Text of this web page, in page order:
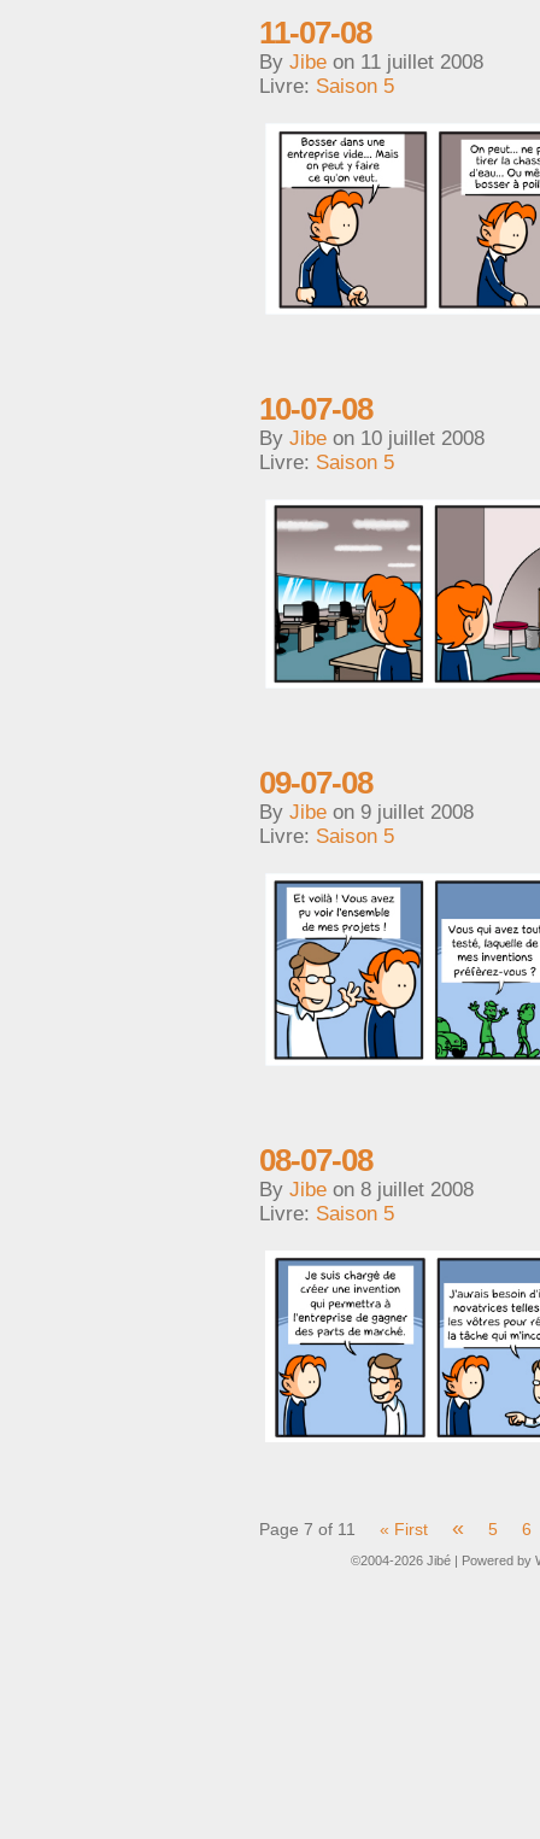
11-07-08
By Jibe on 11 juillet 2008
Livre: Saison 5
10-07-08
By Jibe on 10 juillet 2008
Livre: Saison 5
09-07-08
By Jibe on 9 juillet 2008
Livre: Saison 5
08-07-08
By Jibe on 8 juillet 2008
Livre: Saison 5
Page 7 of 11 « First « 5 6
©2004-2026 Jibé | Powered by